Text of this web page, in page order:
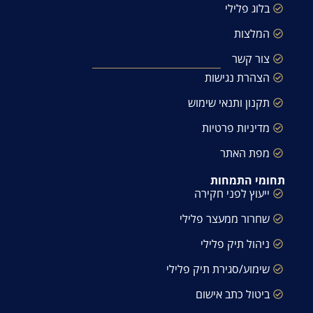
בלוג פלילי
המלצות
צור קשר
הצהרת נגישות
תקנון ותנאי שימוש
מדיניות פרטיות
מפת האתר
תחומי התמחות
ייעוץ לפני חקירה
שחרור ממעצר פלילי
ניהול תיק פלילי
שימוע/סגירת תיק פלילי
ביטול כתב אישום